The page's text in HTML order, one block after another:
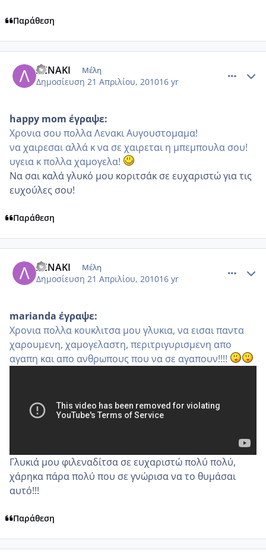
Παράθεση
ΛΕΝΑΚΙ Μέλη
Δημοσίευση 21 Απριλίου, 201016 yr
happy mom έγραψε:
Χρονια σου πολλα Λενακι Αυγουστομαμα!
να χαιρεσαι αλλά κ να σε χαιρεται η μπεμπουλα σου!
υγεια κ πολλα χαμογελα!
Να σαι καλά γλυκό μου κοριτσάκ σε ευχαριστώ για τις
ευχούλες σου!
Παράθεση
ΛΕΝΑΚΙ Μέλη
Δημοσίευση 21 Απριλίου, 201016 yr
marianda έγραψε:
Χρονια πολλα κουκλιτσα μου γλυκια, να εισαι παντα
χαρουμενη, χαμογελαστη, περιτριγυρισμενη απο
αγαπη και απο ανθρωπους που να σε αγαπουν!!!!
Γλυκιά μου φιλεναδίτσα σε ευχαριστώ πολύ πολύ,
χάρηκα πάρα πολύ που σε γνώρισα να το θυμάσαι
αυτό!!!
Παράθεση